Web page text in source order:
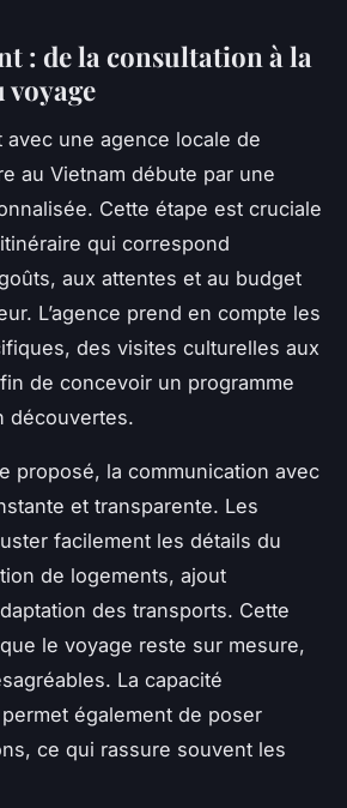
: de la consultation à la
avec une agence locale de
au Vietnam débute par une
Cette étape est cruciale
qui correspond
aux attentes et au budget
L’agence prend en compte les
des visites culturelles aux
de concevoir un programme
découvertes.
proposé, la communication avec
et transparente. Les
facilement les détails du
de logements, ajout
des transports. Cette
le voyage reste sur mesure,
La capacité
également de poser
ce qui rassure souvent les